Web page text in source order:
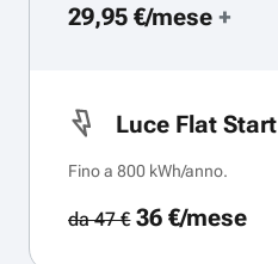
29,95 €/mese +
Luce Flat Start
Fino a 800 kWh/anno.
da 47 €36 €/mese